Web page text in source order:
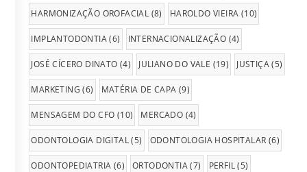
HARMONIZAÇÃO OROFACIAL (8) HAROLDO VIEIRA (10)
IMPLANTODONTIA(6) INTERNACIONALIZAÇÃO (4)
JOSÉ CÍCERO DINATO (4) JULIANO DO VALE (19) JUSTIÇA(5)
MARKETING (6) MATÉRIA DE CAPA (9)
MENSAGEM DO CFO (10) MERCADO (4)
ODONTOLOGIA DIGITAL(5) ODONTOLOGIA HOSPITALAR (6)
ODONTOPEDIATRIA (6) ORTODONTIA(7) PERFIL(5)